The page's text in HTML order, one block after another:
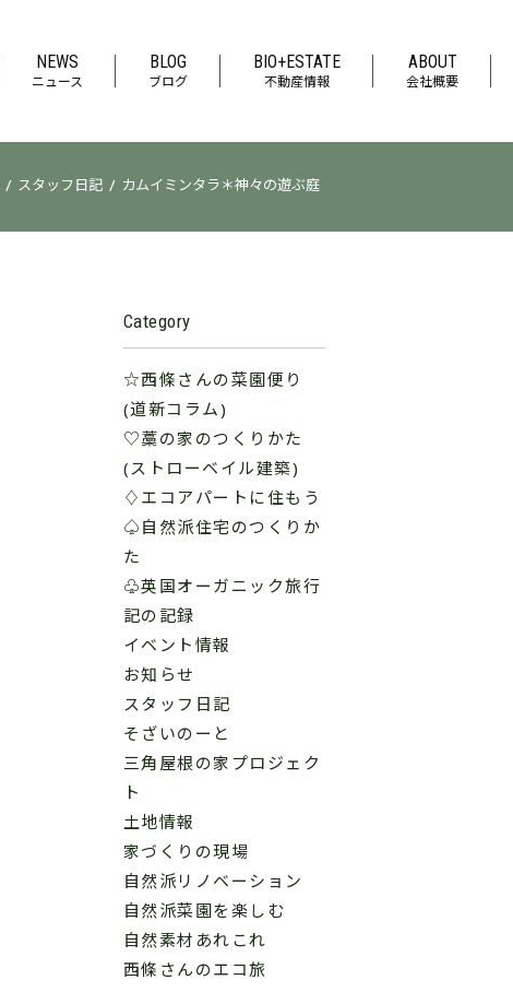
NEWS
ニュース
BLOG
ブログ
BIO+ESTATE
不動産情報
ABOUT
会社概要
/ スタッフ日記 / カムイミンタラ＊神々の遊ぶ庭
Category
☆西條さんの菜園便り
(道新コラム)
♡藁の家のつくりかた
(ストローベイル建築)
♢エコアパートに住もう
♤自然派住宅のつくりか
た
♧英国オーガニック旅行
記の記録
イベント情報
お知らせ
スタッフ日記
そざいのーと
三角屋根の家プロジェク
ト
土地情報
家づくりの現場
自然派リノベーション
自然派菜園を楽しむ
自然素材あれこれ
西條さんのエコ旅